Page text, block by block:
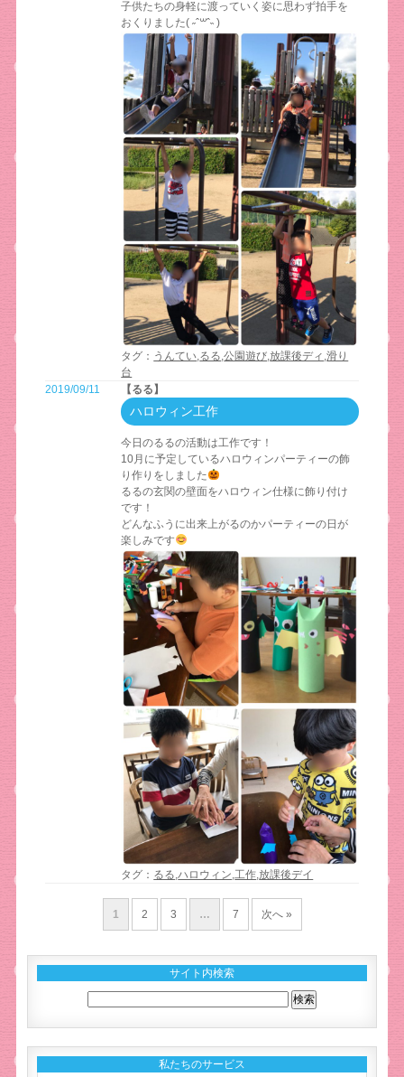
子供たちの身軽に渡っていく姿に思わず拍手を
おくりました( ˶ˆ꒳ˆ˵ )
タグ： うんてい,るる,公園遊び,放課後ディ ,滑り
台
2019/09/11
【るる】
ハロウィン工作
今日のるるの活動は工作です！
10月に予定しているハロウィンパーティーの飾
り作りをしました
るるの玄関の壁面をハロウィン仕様に飾り付け
です！
どんなふうに出来上がるのかパーティーの日が
楽しみです
タグ： るる ,ハロウィン 工作 ,放課後デイ
1 2 3 … 7 次へ »
サイト内検索
私たちのサービス